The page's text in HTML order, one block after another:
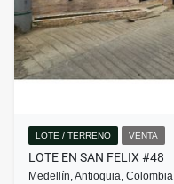
LOTE / TERRENO VENTA
LOTE EN SAN FELIX #48
Medellín, Antioquia, Colombia